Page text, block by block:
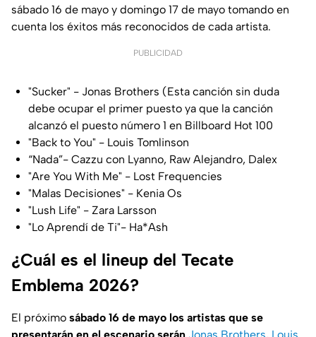
sábado 16 de mayo y domingo 17 de mayo tomando en
cuenta los éxitos más reconocidos de cada artista.
PUBLICIDAD
"Sucker" - Jonas Brothers (Esta canción sin duda
debe ocupar el primer puesto ya que la canción
alcanzó el puesto número 1 en Billboard Hot 100
"Back to You" - Louis Tomlinson
“Nada”- Cazzu con Lyanno, Raw Alejandro, Dalex
"Are You With Me" - Lost Frequencies
"Malas Decisiones" - Kenia Os
"Lush Life" - Zara Larsson
"Lo Aprendí de Ti"- Ha*Ash
¿Cuál es el lineup del Tecate
Emblema 2026?
El próximo sábado 16 de mayo los artistas que se
presentarán en el escenario serán Jonas Brothers, Louis